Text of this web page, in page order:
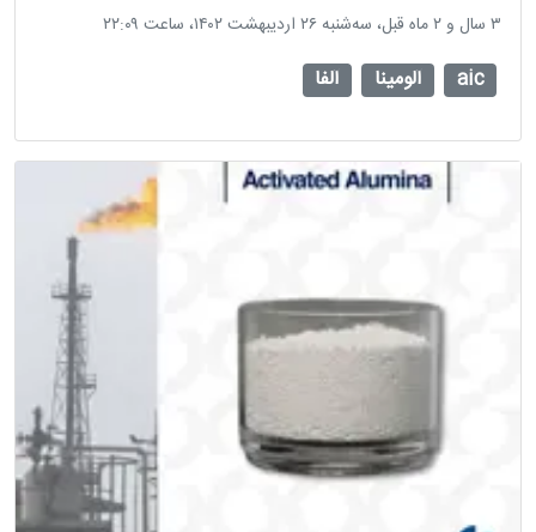
‫۳ سال و ۲ ماه قبل، سه‌شنبه ۲۶ اردیبهشت ۱۴۰۲، ساعت ۲۲:۰۹
aic آلومینا آلفا